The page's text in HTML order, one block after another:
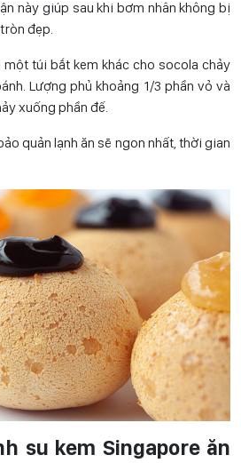
này giúp sau khi bơm nhân không bị
đẹp.
túi bắt kem khác cho socola chảy
Lượng phủ khoảng 1/3 phần vỏ và
xuống phần đế.
quản lạnh ăn sẽ ngon nhất, thời gian
su kem Singapore ăn